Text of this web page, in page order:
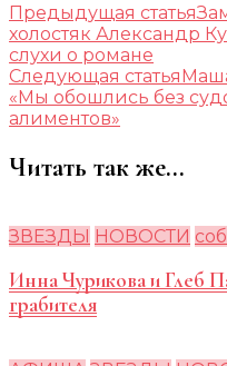
Предыдущая статья
холостяк Александр
слухи о романе
Следующая статья
«Мы обошлись без
алиментов»
Читать так же...
ЗВЕЗДЫ НОВОСТИ
Инна Чурикова и Глеб
грабителя